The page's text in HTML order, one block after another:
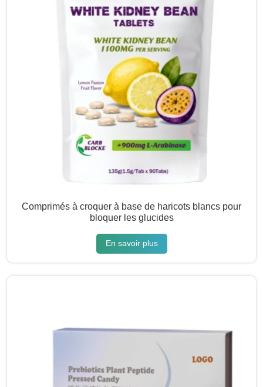
Comprimés à croquer à base de haricots blancs pour
bloquer les glucides
En savoir plus